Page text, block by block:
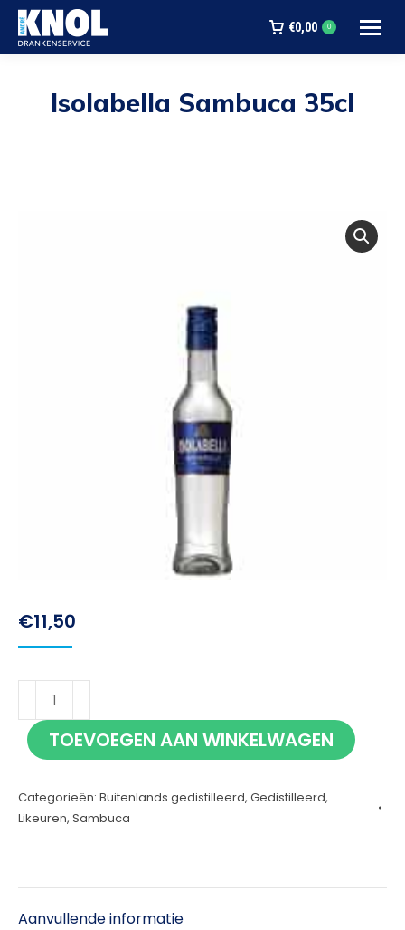
€0,00 0
Isolabella Sambuca 35cl
€11,50
Isolabella
Sambuca
35cl
TOEVOEGEN AAN WINKELWAGEN
Categorieën: Buitenlands gedistilleerd, Gedistilleerd,
Likeuren, Sambuca
Aanvullende informatie